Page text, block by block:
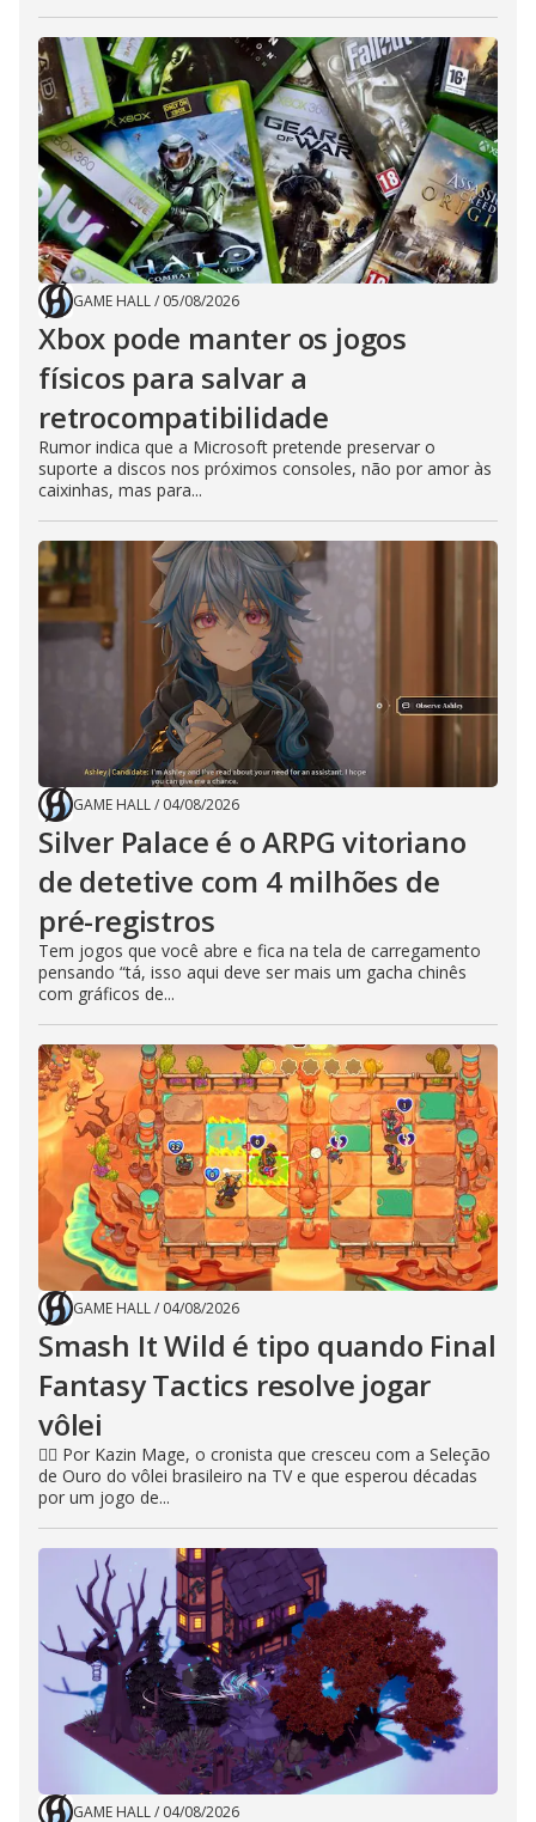
GAME HALL/ 05/08/2026
Xbox pode manter os jogos
físicos para salvar a
retrocompatibilidade
Rumor indica que a Microsoft pretende preservar o
suporte a discos nos próximos consoles, não por amor às
caixinhas, mas para...
GAME HALL/ 04/08/2026
Silver Palace é o ARPG vitoriano
de detetive com 4 milhões de
pré-registros
Tem jogos que você abre e fica na tela de carregamento
pensando “tá, isso aqui deve ser mais um gacha chinês
com gráficos de...
GAME HALL/ 04/08/2026
Smash It Wild é tipo quando Final
Fantasy Tactics resolve jogar
vôlei
🧙‍♂️ Por Kazin Mage, o cronista que cresceu com a Seleção
de Ouro do vôlei brasileiro na TV e que esperou décadas
por um jogo de...
GAME HALL/ 04/08/2026